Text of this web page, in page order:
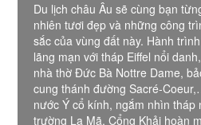
Du lịch châu Âu sẽ cùng bạn
nhiên tươi đẹp và những công
sắc của vùng đất này. Hành
lãng mạn với tháp Eiffel nổi
nhà thờ Đức Bà Nottre Dame,
cung thánh đường Sacré-
nước Ý cổ kính, ngắm nhìn tháp
trường La Mã, Cổng Khải hoàn